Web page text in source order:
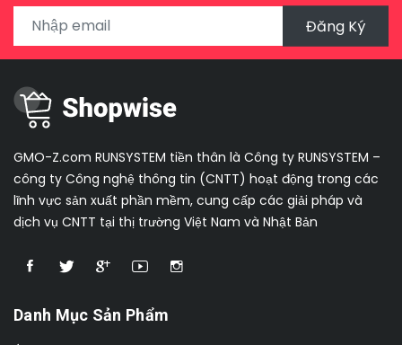
Đăng Ký
GMO-Z.com RUNSYSTEM tiền thân là Công ty RUNSYSTEM –
công ty Công nghệ thông tin (CNTT) hoạt động trong các
lĩnh vực sản xuất phần mềm, cung cấp các giải pháp và
dịch vụ CNTT tại thị trường Việt Nam và Nhật Bản
Danh Mục Sản Phẩm